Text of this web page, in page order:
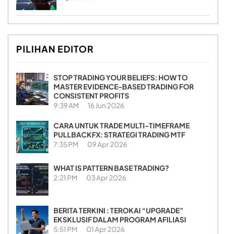
PILIHAN EDITOR
STOP TRADING YOUR BELIEFS: HOW TO
MASTER EVIDENCE-BASED TRADING FOR
CONSISTENT PROFITS
9:39 AM 16 Jun 2026
CARA UNTUK TRADE MULTI-TIMEFRAME
PULLBACKFX: STRATEGI TRADING MTF
7:35 PM 09 Apr 2026
WHAT IS PATTERN BASE TRADING?
2:21 PM 03 Apr 2026
BERITA TERKINI : TEROKAI “UPGRADE”
EKSKLUSIF DALAM PROGRAM AFILIASI
5:51 PM 01 Apr 2026